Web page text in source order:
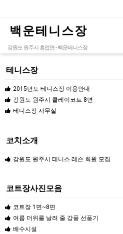
백 운 테 니 스 장
강원도 원주시 흥업면 - 백운테니스장
테니스장
2015년도 테니스장 이용안내
강원도 원주시 클레이코트 8면
테니스장 사무실
코치소개
강원도 원주시 테니스 레슨 회원 모집
코트장사진모음
코트장 1면~8면
여름 더위를 날려 줄 강풍 선풍기
배수시설